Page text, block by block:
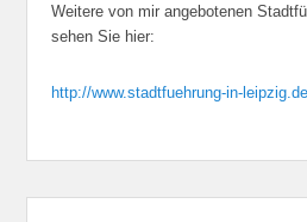
Weitere von mir angebotenen
sehen Sie hier:
http://www.stadtfuehrung-in-leipzig.de